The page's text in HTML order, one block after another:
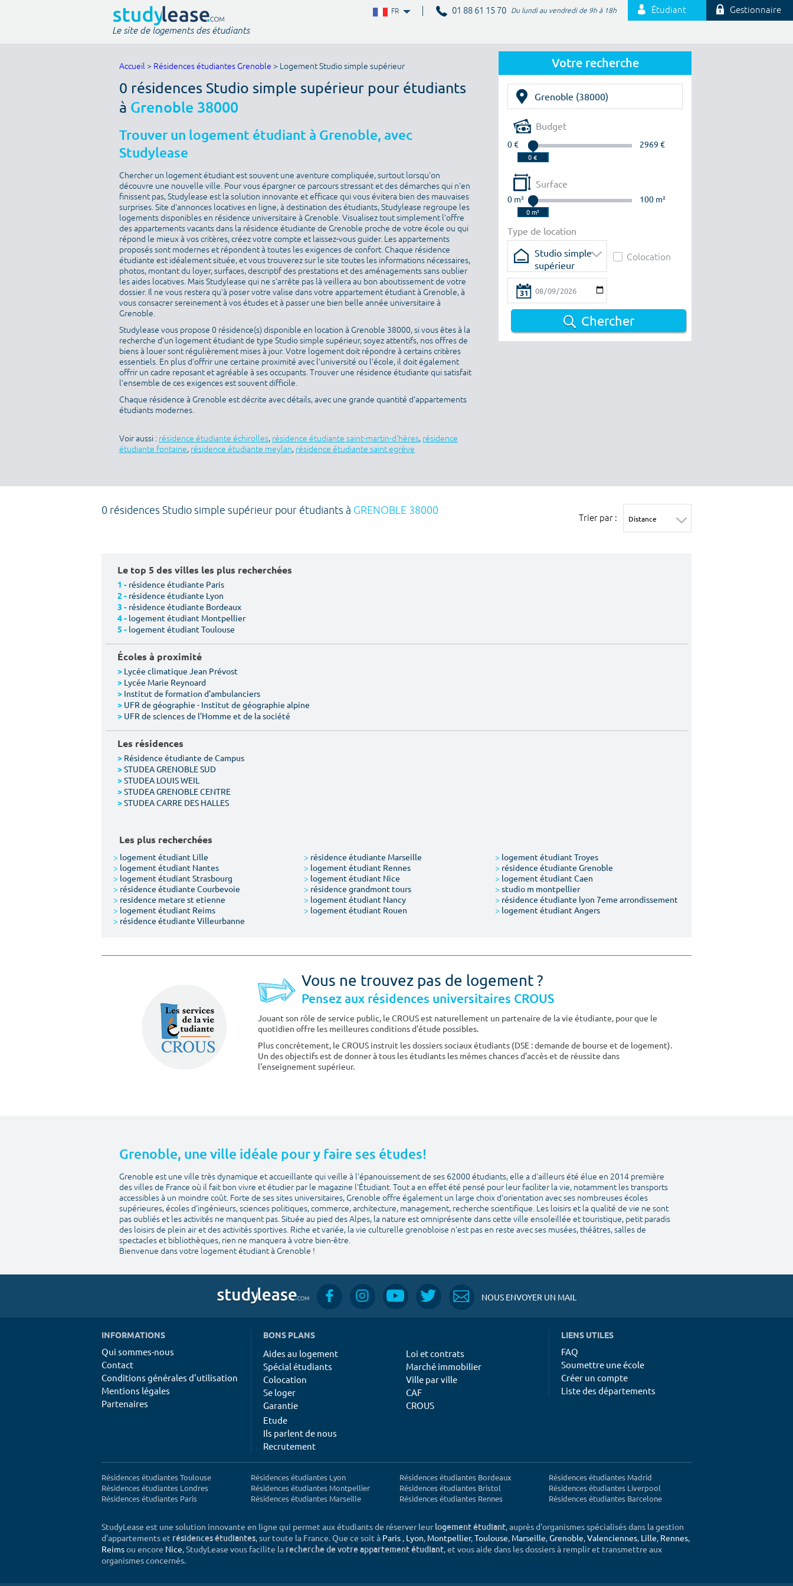
FR 01 88 61 15 70 Du lundi au vendredi de 9h à 18h Étudiant Gestionnaire
Le site de logements des étudiants
Votre recherche
Budget
0 € 2969 €
Surface
0 m² 100 m²
Type de location
Studio simple
supérieur
Colocation
Chercher
Accueil > Résidences étudiantes Grenoble > Logement Studio simple supérieur
0 résidences Studio simple supérieur pour étudiants
à Grenoble 38000
Trouver un logement étudiant à Grenoble, avec
Studylease
Chercher un logement étudiant est souvent une aventure compliquée, surtout lorsqu'on
découvre une nouvelle ville. Pour vous épargner ce parcours stressant et des démarches qui n'en
finissent pas, Studylease est la solution innovante et efficace qui vous évitera bien des mauvaises
surprises. Site d'annonces locatives en ligne, à destination des étudiants, Studylease regroupe les
logements disponibles en résidence universitaire à Grenoble. Visualisez tout simplement l'offre
des appartements vacants dans la résidence étudiante de Grenoble proche de votre école ou qui
répond le mieux à vos critères, créez votre compte et laissez-vous guider. Les appartements
proposés sont modernes et répondent à toutes les exigences de confort. Chaque résidence
étudiante est idéalement située, et vous trouverez sur le site toutes les informations nécessaires,
photos, montant du loyer, surfaces, descriptif des prestations et des aménagements sans oublier
les aides locatives. Mais Studylease qui ne s'arrête pas là veillera au bon aboutissement de votre
dossier. Il ne vous restera qu'à poser votre valise dans votre appartement étudiant à Grenoble, à
vous consacrer sereinement à vos études et à passer une bien belle année universitaire à
Grenoble.
Studylease vous propose 0 résidence(s) disponible en location à Grenoble 38000, si vous êtes à la
recherche d’un logement étudiant de type Studio simple supérieur, soyez attentifs, nos offres de
biens à louer sont régulièrement mises à jour. Votre logement doit répondre à certains critères
essentiels. En plus d’offrir une certaine proximité avec l’université ou l’école, il doit également
offrir un cadre reposant et agréable à ses occupants. Trouver une résidence étudiante qui satisfait
l’ensemble de ces exigences est souvent difficile.
Chaque résidence à Grenoble est décrite avec détails, avec une grande quantité d’appartements
étudiants modernes.
Voir aussi : résidence étudiante échirolles, résidence étudiante saint-martin-d'hères, résidence
étudiante fontaine, résidence étudiante meylan, résidence étudiante saint egrève
0 résidences Studio simple supérieur pour étudiants à GRENOBLE 38000
Trier par :
Le top 5 des villes les plus recherchées
1 - résidence étudiante Paris
2 - résidence étudiante Lyon
3 - résidence étudiante Bordeaux
4 - logement étudiant Montpellier
5 - logement étudiant Toulouse
Écoles à proximité
> Lycée climatique Jean Prévost
> Lycée Marie Reynoard
> Institut de formation d'ambulanciers
> UFR de géographie - Institut de géographie alpine
> UFR de sciences de l'Homme et de la société
Les résidences
> Résidence étudiante de Campus
>STUDEA GRENOBLE SUD
>STUDEA LOUIS WEIL
>STUDEA GRENOBLE CENTRE
>STUDEA CARRE DES HALLES
Les plus recherchées
> logement étudiant Lille > résidence étudiante Marseille > logement étudiant Troyes
> logement étudiant Nantes > logement étudiant Rennes > résidence étudiante Grenoble
> logement étudiant Strasbourg > logement étudiant Nice > logement étudiant Caen
> résidence étudiante Courbevoie > résidence grandmont tours > studio m montpellier
> residence metare st etienne > logement étudiant Nancy > résidence étudiante lyon 7eme arrondissement
> logement étudiant Reims > logement étudiant Rouen > logement étudiant Angers
> résidence étudiante Villeurbanne
Vous ne trouvez pas de logement ?
Pensez aux résidences universitaires CROUS
Jouant son rôle de service public, le CROUS est naturellement un partenaire de la vie étudiante, pour que le
quotidien offre les meilleures conditions d'étude possibles.
Plus concrètement, le CROUS instruit les dossiers sociaux étudiants (DSE : demande de bourse et de logement).
Un des objectifs est de donner à tous les étudiants les mêmes chances d'accès et de réussite dans
l'enseignement supérieur.
Grenoble, une ville idéale pour y faire ses études!
Grenoble est une ville très dynamique et accueillante qui veille à l'épanouissement de ses 62000 étudiants, elle a d'ailleurs été élue en 2014 première
des villes de France où il fait bon vivre et étudier par le magazine l'Étudiant. Tout a en effet été pensé pour leur faciliter la vie, notamment les transports
accessibles à un moindre coût. Forte de ses sites universitaires, Grenoble offre également un large choix d'orientation avec ses nombreuses écoles
supérieures, écoles d'ingénieurs, sciences politiques, commerce, architecture, management, recherche scientifique. Les loisirs et la qualité de vie ne sont
pas oubliés et les activités ne manquent pas. Située au pied des Alpes, la nature est omniprésente dans cette ville ensoleillée et touristique, petit paradis
des loisirs de plein air et des activités sportives. Riche et variée, la vie culturelle grenobloise n'est pas en reste avec ses musées, théâtres, salles de
spectacles et bibliothèques, rien ne manquera à votre bien-être.
Bienvenue dans votre logement étudiant à Grenoble !
NOUS ENVOYER UN MAIL
INFORMATIONS
Qui sommes-nous
Contact
Conditions générales d'utilisation
Mentions légales
Partenaires
BONS PLANS
Aides au logement
Spécial étudiants
Colocation
Se loger
Garantie
Loi et contrats
Marché immobilier
Ville par ville
CAF
CROUS
Etude
Ils parlent de nous
Recrutement
LIENS UTILES
FAQ
Soumettre une école
Créer un compte
Liste des départements
Résidences étudiantes Toulouse
Résidences étudiantes Londres
Résidences étudiantes Paris
Résidences étudiantes Lyon
Résidences étudiantes Montpellier
Résidences étudiantes Marseille
Résidences étudiantes Bordeaux
Résidences étudiantes Bristol
Résidences étudiantes Rennes
Résidences étudiantes Madrid
Résidences étudiantes Liverpool
Résidences étudiantes Barcelone
StudyLease est une solution innovante en ligne qui permet aux étudiants de réserver leurlogement étudiant, auprès d'organismes spécialisés dans la gestion
d'appartements et résidences étudiantes, sur toute la France. Que ce soit à Paris , Lyon, Montpellier,Toulouse, Marseille,Grenoble,Valenciennes, Lille, Rennes,
Reimsou encore Nice, StudyLease vous facilite la recherche de votre appartement étudiant, et vous aide dans les dossiers à remplir et transmettre aux
organismes concernés.